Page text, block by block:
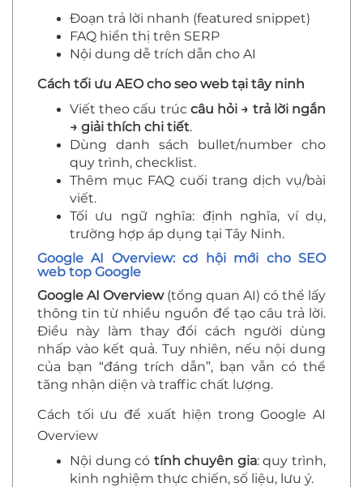
Đoạn trả lời nhanh (featured snippet)
FAQ hiển thị trên SERP
Nội dung dễ trích dẫn cho AI
Cách tối ưu AEO cho seo web tại tây ninh
Viết theo cấu trúc câu hỏi → trả lời ngắn
→ giải thích chi tiết.
Dùng danh sách bullet/number cho
quy trình, checklist.
Thêm mục FAQ cuối trang dịch vụ/bài
viết.
Tối ưu ngữ nghĩa: định nghĩa, ví dụ,
trường hợp áp dụng tại Tây Ninh.
Google AI Overview: cơ hội mới cho SEO
web top Google
Google AI Overview(tổng quan AI) có thể lấy
thông tin từ nhiều nguồn để tạo câu trả lời.
Điều này làm thay đổi cách người dùng
nhấp vào kết quả. Tuy nhiên, nếu nội dung
của bạn “đáng trích dẫn”, bạn vẫn có thể
tăng nhận diện và traffic chất lượng.
Cách tối ưu để xuất hiện trong Google AI
Overview
Nội dung có tính chuyên gia: quy trình,
kinh nghiệm thực chiến, số liệu, lưu ý.